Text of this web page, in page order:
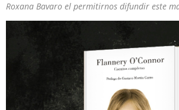
Roxana Bavaro el permitirnos difundir este